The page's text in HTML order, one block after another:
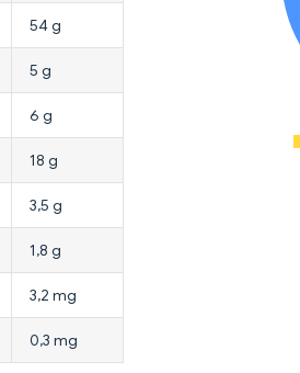
54 g
5 g
6 g
18 g
3,5 g
1,8 g
3,2 mg
0,3 mg